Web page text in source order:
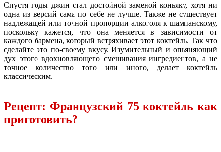
Спустя годы джин стал достойной заменой коньяку, хотя ни
одна из версий сама по себе не лучше. Также не существует
надлежащей или точной пропорции алкоголя к шампанскому,
поскольку кажется, что она меняется в зависимости от
каждого бармена, который встряхивает этот коктейль. Так что
сделайте это по-своему вкусу. Изумительный и опьяняющий
дух этого вдохновляющего смешивания ингредиентов, а не
точное количество того или иного, делает коктейль
классическим.
Рецепт: Французский 75 коктейль как
приготовить?